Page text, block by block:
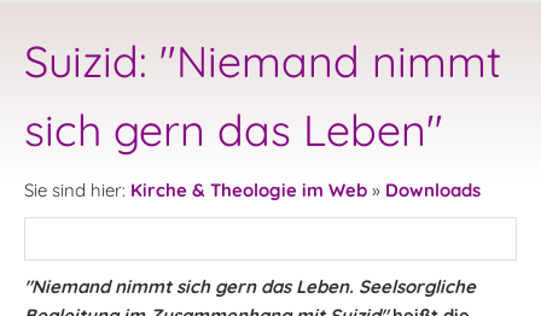
Suizid: "Niemand nimmt
sich gern das Leben"
Sie sind hier: Kirche & Theologie im Web » Downloads
"Niemand nimmt sich gern das Leben. Seelsorgliche